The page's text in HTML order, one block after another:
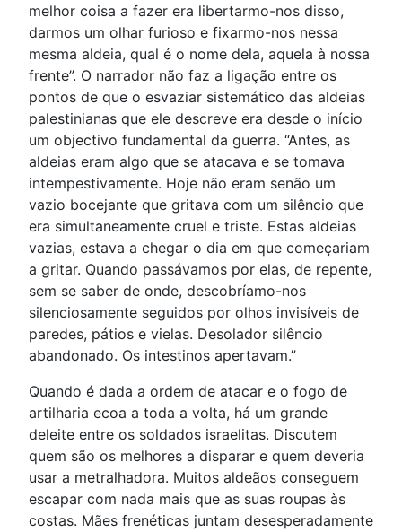
melhor coisa a fazer era libertarmo-nos disso,
darmos um olhar furioso e fixarmo-nos nessa
mesma aldeia, qual é o nome dela, aquela à nossa
frente”. O narrador não faz a ligação entre os
pontos de que o esvaziar sistemático das aldeias
palestinianas que ele descreve era desde o início
um objectivo fundamental da guerra. “Antes, as
aldeias eram algo que se atacava e se tomava
intempestivamente. Hoje não eram senão um
vazio bocejante que gritava com um silêncio que
era simultaneamente cruel e triste. Estas aldeias
vazias, estava a chegar o dia em que começariam
a gritar. Quando passávamos por elas, de repente,
sem se saber de onde, descobríamo-nos
silenciosamente seguidos por olhos invisíveis de
paredes, pátios e vielas. Desolador silêncio
abandonado. Os intestinos apertavam.”
Quando é dada a ordem de atacar e o fogo de
artilharia ecoa a toda a volta, há um grande
deleite entre os soldados israelitas. Discutem
quem são os melhores a disparar e quem deveria
usar a metralhadora. Muitos aldeãos conseguem
escapar com nada mais que as suas roupas às
costas. Mães frenéticas juntam desesperadamente